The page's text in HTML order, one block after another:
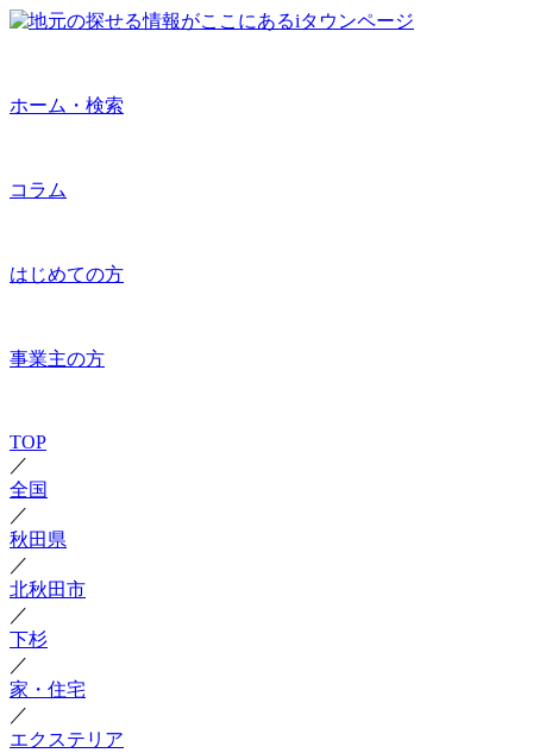
ホーム・検索
コラム
はじめての方
事業主の方
TOP
／
全国
／
秋田県
／
北秋田市
／
下杉
／
家・住宅
／
エクステリア